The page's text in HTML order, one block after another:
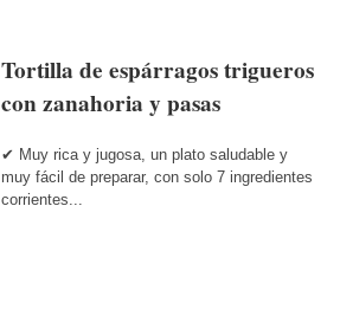
Tortilla de espárragos trigueros
con zanahoria y pasas
✔ Muy rica y jugosa, un plato saludable y
muy fácil de preparar, con solo 7 ingredientes
corrientes...